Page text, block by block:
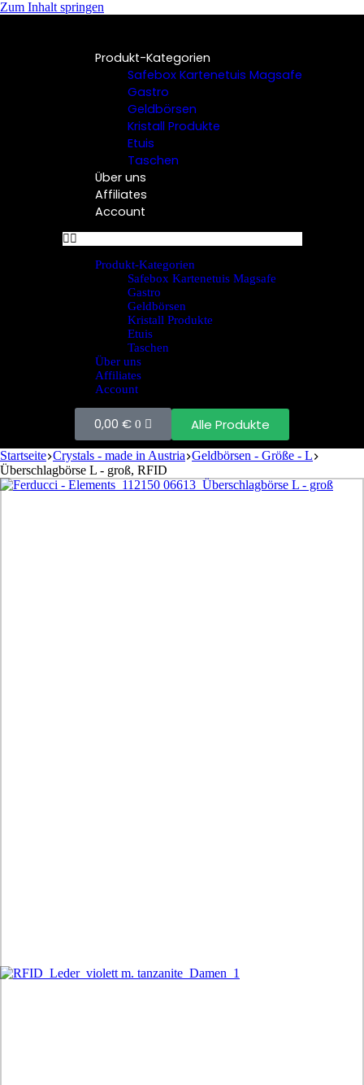
Zum Inhalt springen
Alle Produkte
Produkt-Kategorien
Safebox Kartenetuis Magsafe
Gastro
Geldbörsen
Kristall Produkte
Etuis
Taschen
Über uns
Affiliates
Account
Produkt-Kategorien
Safebox Kartenetuis Magsafe
Gastro
Geldbörsen
Kristall Produkte
Etuis
Taschen
Über uns
Affiliates
Account
0,00 € 0
Startseite Crystals - made in Austria Geldbörsen - Größe - L
Überschlagbörse L - groß, RFID